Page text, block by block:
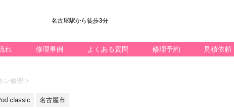
名古屋駅から徒歩3分
れ 修理事例 よくある質問 修理予約 見積依頼
ン修理 >
classic 名古屋市